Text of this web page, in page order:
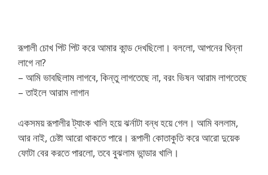
রূপালী চোখ পিট পিট করে আমার কান্ড দেখছিলো। বললো, আপনের ঘিন্না
লাগে না?
– আমি ভাবছিলাম লাগবে, কিন্তু লাগতেছে না, বরং ভিষন আরাম লাগতেছে
– তাইলে আরাম লাগান
একসময় রূপালীর ট্যাংক খালি হয়ে ঝর্নাটা বন্ধ হয়ে গেল। আমি বললাম,
আর নাই, চেষ্টা আরো থাকতে পারে। রূপালী কোতাকুতি করে আরো দুয়েক
ফোটা বের করতে পারলো, তবে বুঝলাম ভান্ডার খালি।